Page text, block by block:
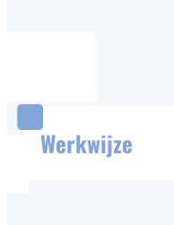
Werkwijze